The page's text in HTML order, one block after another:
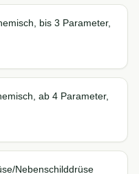
bis 3 Parameter,
ab 4 Parameter,
Nebenschilddrüse